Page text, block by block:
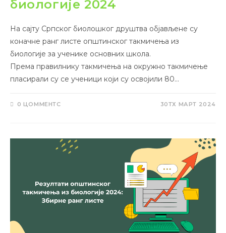
биологије 2024
На сајту Српског биолошког друштва објављене су
коначне ранг листе општинског такмичења из
биологије за ученике основних школа.
Према правилнику такмичења на окружно такмичење
пласирали су се ученици који су освојили 80…
0 ЦОММЕНТС 30ТХ МАРТ 2024